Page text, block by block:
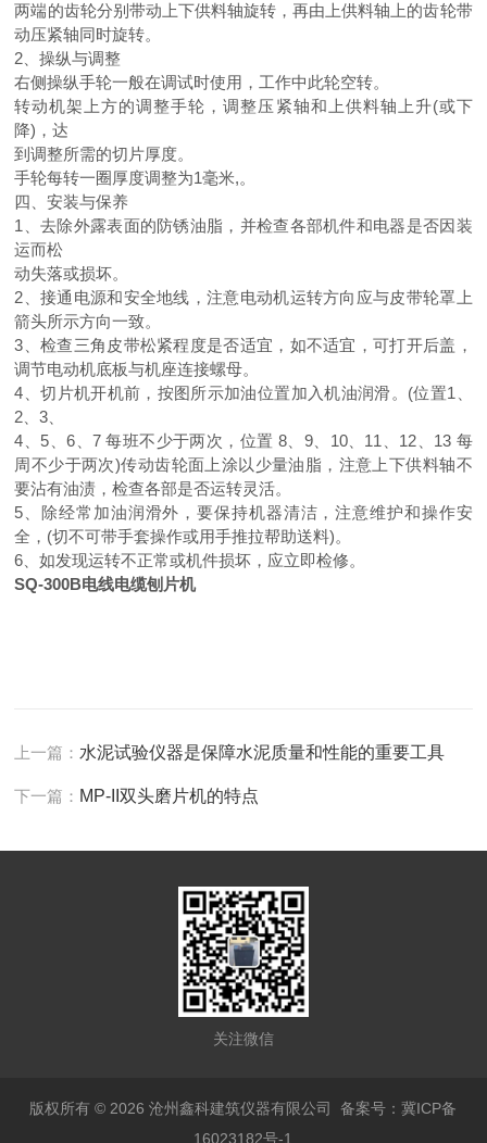
两端的齿轮分别带动上下供料轴旋转，再由上供料轴上的齿轮带
动压紧轴同时旋转。
2、操纵与调整
右侧操纵手轮一般在调试时使用，工作中此轮空转。
转动机架上方的调整手轮，调整压紧轴和上供料轴上升(或下
降)，达
到调整所需的切片厚度。
手轮每转一圈厚度调整为1毫米,。
四、安装与保养
1、去除外露表面的防锈油脂，并检查各部机件和电器是否因装
运而松
动失落或损坏。
2、接通电源和安全地线，注意电动机运转方向应与皮带轮罩上
箭头所示方向一致。
3、检查三角皮带松紧程度是否适宜，如不适宜，可打开后盖，
调节电动机底板与机座连接螺母。
4、切片机开机前，按图所示加油位置加入机油润滑。(位置1、
2、3、
4、5、6、7 每班不少于两次，位置 8、9、10、11、12、13 每
周不少于两次)传动齿轮面上涂以少量油脂，注意上下供料轴不
要沾有油渍，检查各部是否运转灵活。
5、除经常加油润滑外，要保持机器清洁，注意维护和操作安
全，(切不可带手套操作或用手推拉帮助送料)。
6、如发现运转不正常或机件损坏，应立即检修。
SQ-300B电线电缆刨片机
上一篇： 水泥试验仪器是保障水泥质量和性能的重要工具
下一篇： MP-II双头磨片机的特点
关注微信
版权所有 © 2026 沧州鑫科建筑仪器有限公司备案号：冀ICP备
16023182号-1